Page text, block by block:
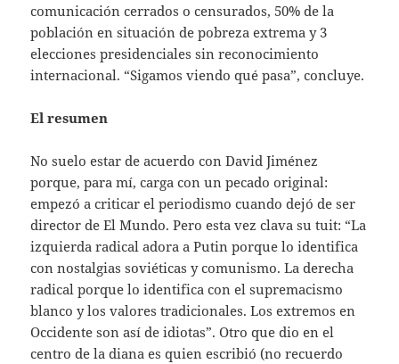
comunicación cerrados o censurados, 50% de la
población en situación de pobreza extrema y 3
elecciones presidenciales sin reconocimiento
internacional. “Sigamos viendo qué pasa”, concluye.
El resumen
No suelo estar de acuerdo con David Jiménez
porque, para mí, carga con un pecado original:
empezó a criticar el periodismo cuando dejó de ser
director de El Mundo. Pero esta vez clava su tuit: “La
izquierda radical adora a Putin porque lo identifica
con nostalgias soviéticas y comunismo. La derecha
radical porque lo identifica con el supremacismo
blanco y los valores tradicionales. Los extremos en
Occidente son así de idiotas”. Otro que dio en el
centro de la diana es quien escribió (no recuerdo